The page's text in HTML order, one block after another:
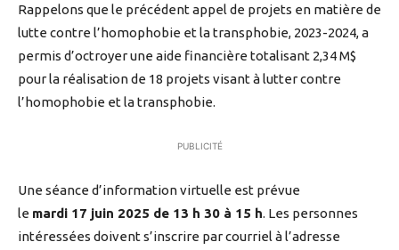
Rappelons que le précédent appel de projets en matière de
lutte contre l’homophobie et la transphobie, 2023-2024, a
permis d’octroyer une aide financière totalisant 2,34 M$
pour la réalisation de 18 projets visant à lutter contre
l’homophobie et la transphobie.
PUBLICITÉ
Une séance d’information virtuelle est prévue
le mardi 17 juin 2025 de 13 h 30 à 15 h. Les personnes
intéressées doivent s’inscrire par courriel à l’adresse